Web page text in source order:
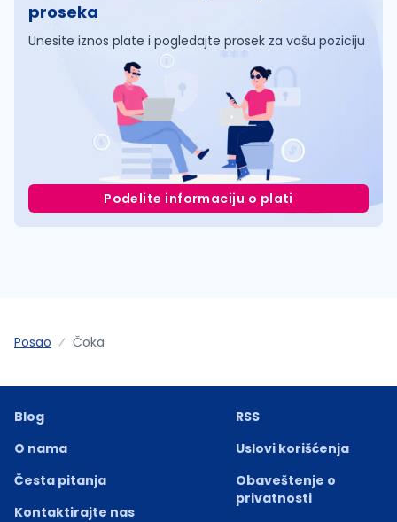
proseka
Unesite iznos plate i pogledajte prosek za vašu poziciju
Podelite informaciju o plati
Posao Čoka
Blog
O nama
Česta pitanja
Kontaktirajte nas
RSS
Uslovi korišćenja
Obaveštenje o
privatnosti